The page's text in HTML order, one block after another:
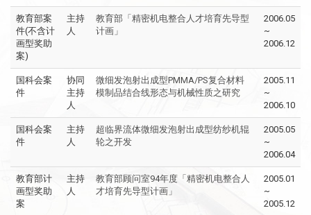
教育部案
件(不含计
画型奖助
案)
主持
人
教育部「精密机电整合人才培育先导型
计画」
2006.05
~
2006.12
国科会案
件
协同
主持
人
微细发泡射出成型PMMA/PS复合材料
模制品结合线形态与机械性质之研究
2005.11
~
2006.10
国科会案
件
主持
人
超临界流体微细发泡射出成型纺纱机辊
轮之开发
2005.05
~
2006.04
教育部计
画型奖助
案
主持
人
教育部顾问室94年度「精密机电整合人
才培育先导型计画」
2005.01
~
2005.12